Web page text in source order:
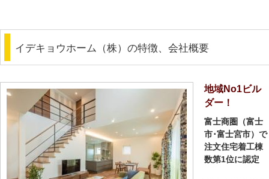
イデキョウホーム（株）の特徴、会社概要
地域No1ビル
ダー！
富士商圏（富士
市･富士宮市）で
注文住宅着工棟
数第1位に認定